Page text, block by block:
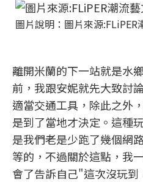
圖片說明：圖片來源:FLiPER
離開米蘭的下一站就是水
前，我跟安妮就先大致討
適當交通工具，除此之外
是到了當地才決定。這種
是我們老是少跑了幾個網
等的，不過關於這點，我
會了告訴自己"這次沒玩